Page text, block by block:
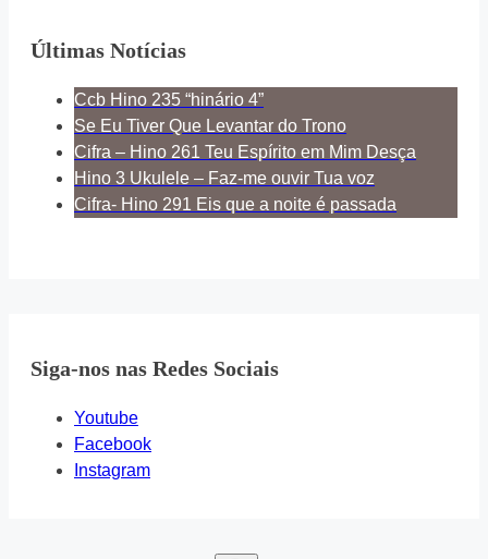
Últimas Notícias
Ccb Hino 235 “hinário 4”
Se Eu Tiver Que Levantar do Trono
Cifra – Hino 261 Teu Espírito em Mim Desça
Hino 3 Ukulele – Faz-me ouvir Tua voz
Cifra- Hino 291 Eis que a noite é passada
Siga-nos nas Redes Sociais
Youtube
Facebook
Instagram